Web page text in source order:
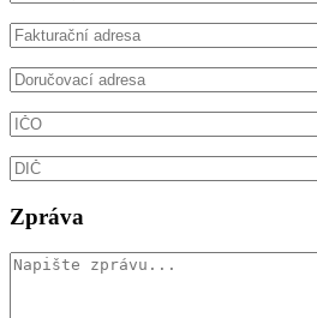
Zpráva